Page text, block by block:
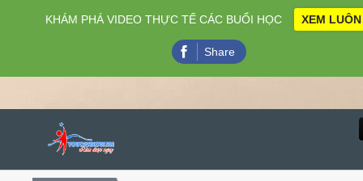
KHÁM PHÁ VIDEO THỰC TẾ CÁC BUỔI HỌC XEM LUÔN
Share